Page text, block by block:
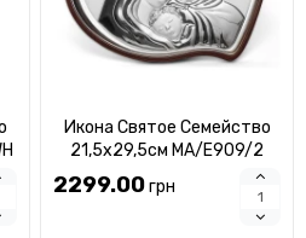
Икона Святое Семейство
21,5x29,5см MA/E909/2
2299.00грн